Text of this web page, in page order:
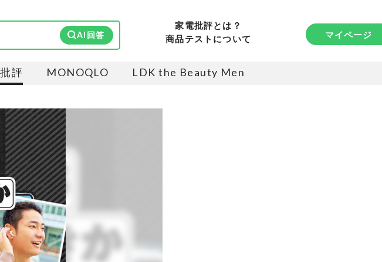
AI回答
家電批評とは？
商品テストについて
マイページ
評 MONOQLO LDK the Beauty Men